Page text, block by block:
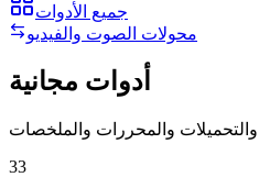
جميع الأدوات
محولات الصوت والفيديو
أدوات مجانية
33